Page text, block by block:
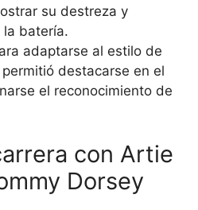
su destreza y
batería.
adaptarse al estilo de
destacarse en el
el reconocimiento de
con Artie
Dorsey